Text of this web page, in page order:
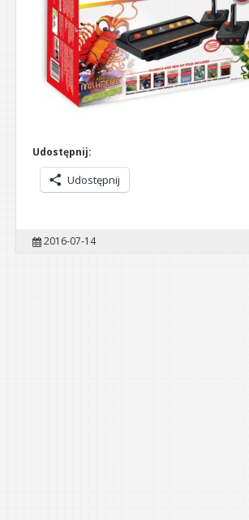
Udostępnij:
Udostępnij
2016-07-14